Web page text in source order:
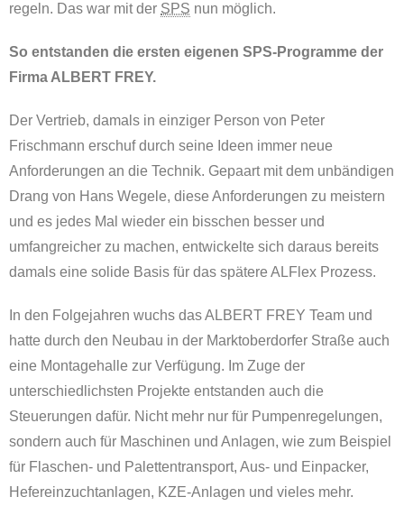
regeln. Das war mit der SPS nun möglich.
So entstanden die ersten eigenen SPS-Programme der
Firma ALBERT FREY.
Der Vertrieb, damals in einziger Person von Peter
Frischmann erschuf durch seine Ideen immer neue
Anforderungen an die Technik. Gepaart mit dem unbändigen
Drang von Hans Wegele, diese Anforderungen zu meistern
und es jedes Mal wieder ein bisschen besser und
umfangreicher zu machen, entwickelte sich daraus bereits
damals eine solide Basis für das spätere ALFlex Prozess.
In den Folgejahren wuchs das ALBERT FREY Team und
hatte durch den Neubau in der Marktoberdorfer Straße auch
eine Montagehalle zur Verfügung. Im Zuge der
unterschiedlichsten Projekte entstanden auch die
Steuerungen dafür. Nicht mehr nur für Pumpenregelungen,
sondern auch für Maschinen und Anlagen, wie zum Beispiel
für Flaschen- und Palettentransport, Aus- und Einpacker,
Hefereinzuchtanlagen, KZE-Anlagen und vieles mehr.